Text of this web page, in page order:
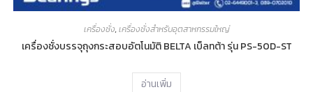
เครื่องชั่ง,เครื่องชั่งสำหรับอุตสาหกรรมใหญ่
เครื่องชั่งบรรจุถุงกระสอบอัตโนมัติ BELTA เบ็ลทต้า รุ่น PS-50D-ST
อ่านเพิ่ม